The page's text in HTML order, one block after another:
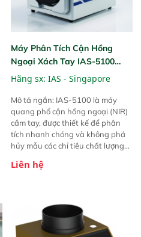
Máy Phân Tích Cận Hồng
Ngoại Xách Tay IAS-5100
(Portable NIR Analyzer)
Hãng sx: IAS - Singapore
Mô tả ngắn: IAS-5100 là máy
quang phổ cận hồng ngoại (NIR)
cầm tay, được thiết kế để phân
tích nhanh chóng và không phá
hủy mẫu các chỉ tiêu chất lượng
Thiết bị linh hoạt cho nhiều kịch
trực tiếp ngoài đồng ruộng.
Liên hệ